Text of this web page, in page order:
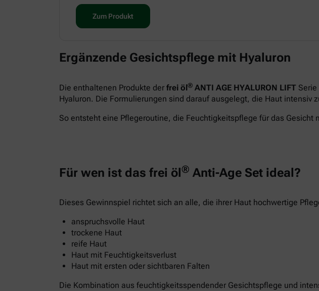
Zum Produkt
Ergänzende Gesichtspflege mit Hyaluron
Die enthaltenen Produkte der frei öl® ANTI AGE HYALURON LIFT
Hyaluron. Die Formulierungen sind darauf ausgelegt, die Haut
So entsteht eine Pflegeroutine, die Feuchtigkeitspflege für das Gesicht
Für wen ist das frei öl® Anti-Age Set ideal?
Dieses Gewinnspiel richtet sich an alle, die ihrer Haut hochwertige
anspruchsvolle Haut
trockene Haut
reife Haut
Haut mit Feuchtigkeitsverlust
Haut mit ersten oder sichtbaren Falten
Die Kombination aus feuchtigkeitsspendender Gesichtspflege und